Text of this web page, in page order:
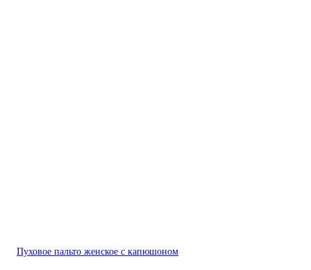
Пуховое пальто женское с капюшоном